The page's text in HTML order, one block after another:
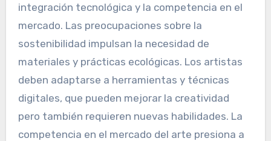
integración tecnológica y la competencia en el
mercado. Las preocupaciones sobre la
sostenibilidad impulsan la necesidad de
materiales y prácticas ecológicas. Los artistas
deben adaptarse a herramientas y técnicas
digitales, que pueden mejorar la creatividad
pero también requieren nuevas habilidades. La
competencia en el mercado del arte presiona a